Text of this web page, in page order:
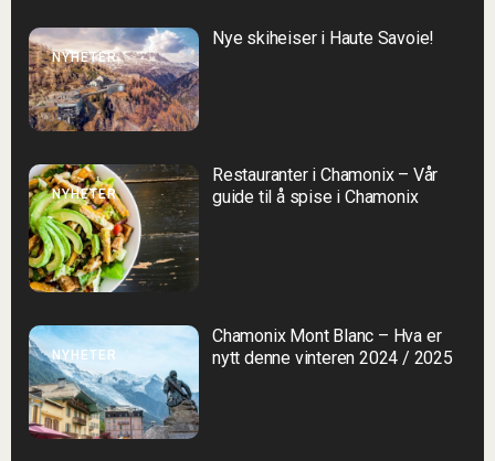
NYHETER
Nye skiheiser i Haute Savoie!
NYHETER
Restauranter i Chamonix – Vår
guide til å spise i Chamonix
NYHETER
Chamonix Mont Blanc – Hva er
nytt denne vinteren 2024 / 2025